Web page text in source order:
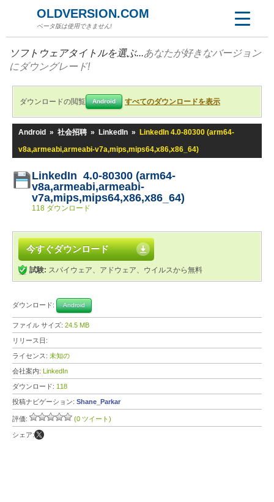
OLDVERSION.COM
ベータ版は使用できません!
ソフトウェアタイトルを選ぶ...あなたが好きなバージョン
にダウングレード!
ダウンロードの閲覧 Android すべてのダウンロードを表示
Android » 社会招聘 » LinkedIn »
LinkedIn 4.0-80300 (arm64-
v8a,armeabi,armeabi-v7a,mips,mips64,x86,x86_64)
LinkedIn 4.0-80300 (arm64-
v8a,armeabi,armeabi-
v7a,mips,mips64,x86,x86_64)
118 ダウンロード
今すぐダウンロード
試験: スパイウェア、アドウェア、ウイルスから無料
ダウンロード: Android
ファイル サイズ: 24.5 MB
リリース日:
ライセンス: 未知の
会社案内: LinkedIn
ダウンロード: 118
投稿ナビゲーション: Shane_Parkar
評価: (0 ツイート)
シェア: